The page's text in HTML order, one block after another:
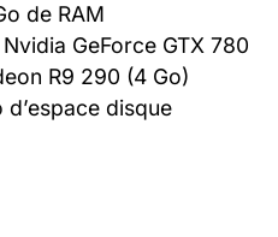
de RAM
Nvidia GeForce GTX 780
R9 290 (4 Go)
d’espace disque